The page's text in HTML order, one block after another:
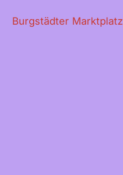
Burgstädter Marktplatz